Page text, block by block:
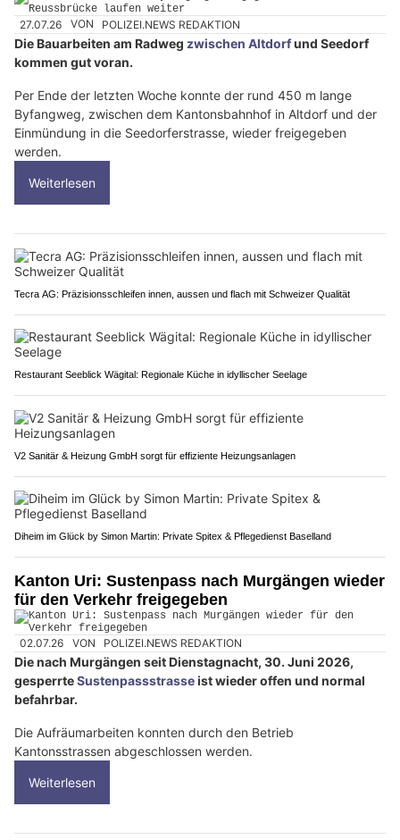
27.07.26 VON POLIZEI.NEWS REDAKTION
Die Bauarbeiten am Radweg zwischen Altdorfund Seedorf
kommen gut voran.
Per Ende der letzten Woche konnte der rund 450 m lange
Byfangweg, zwischen dem Kantonsbahnhof in Altdorf und der
Einmündung in die Seedorferstrasse, wieder freigegeben
werden.
Weiterlesen
Tecra AG: Präzisionsschleifen innen, aussen und flach mit Schweizer Qualität
Restaurant Seeblick Wägital: Regionale Küche in idyllischer Seelage
V2 Sanitär & Heizung GmbH sorgt für effiziente Heizungsanlagen
Diheim im Glück by Simon Martin: Private Spitex & Pflegedienst Baselland
Kanton Uri: Sustenpass nach Murgängen wieder
für den Verkehr freigegeben
02.07.26 VON POLIZEI.NEWS REDAKTION
Die nach Murgängen seit Dienstagnacht, 30. Juni 2026,
gesperrteSustenpassstrasseist wieder offen und normal
befahrbar.
Die Aufräumarbeiten konnten durch den Betrieb
Kantonsstrassen abgeschlossen werden.
Weiterlesen